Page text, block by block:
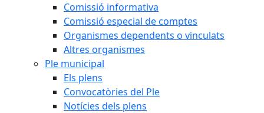
Comissió informativa
Comissió especial de comptes
Organismes dependents o vinculats
Altres organismes
Ple municipal
Els plens
Convocatòries del Ple
Notícies dels plens